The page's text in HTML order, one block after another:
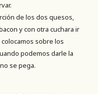
de los dos quesos,
y con otra cuchara ir
sobre los
podemos darle la
se pega.